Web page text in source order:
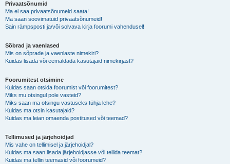
Privaatsõnumid
Ma ei saa privaatsõnumeid saata!
Ma saan soovimatuid privaatsõnumeid!
Sain rämpsposti ja/või solvava kirja foorumi vahendusel!
Sõbrad ja vaenlased
Mis on sõprade ja vaenlaste nimekiri?
Kuidas lisada või eemaldada kasutajaid nimekirjast?
Foorumitest otsimine
Kuidas saan otsida foorumist või foorumitest?
Miks mu otsingul pole vasteid?
Miks saan ma otsingu vastuseks tühja lehe?
Kuidas ma otsin kasutajaid?
Kuidas ma leian omaenda postitused või teemad?
Tellimused ja järjehoidjad
Mis vahe on tellimisel ja järjehoidjal?
Kuidas ma saan lisada järjehoidjasse või tellida teemat?
Kuidas ma tellin teemasid või foorumeid?